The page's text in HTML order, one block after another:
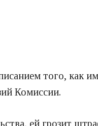
того, как
Комиссии.
ей грозит